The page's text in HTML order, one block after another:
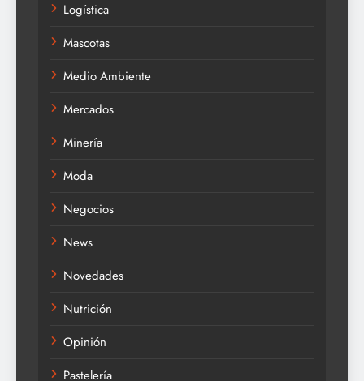
Logística
Mascotas
Medio Ambiente
Mercados
Minería
Moda
Negocios
News
Novedades
Nutrición
Opinión
Pastelería